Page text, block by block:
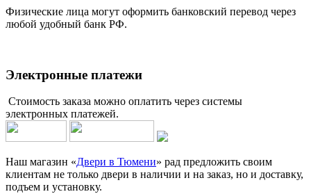
Физические лица могут оформить банковский перевод через
любой удобный банк РФ.
Электронные платежи
Стоимость заказа можно оплатить через системы
электронных платежей.
Наш магазин «Двери в Тюмени» рад предложить своим
клиентам не только двери в наличии и на заказ, но и доставку,
подъем и установку.